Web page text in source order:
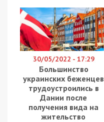
30/05/2022 - 17:29
Большинство
украинских беженцев
трудоустроились в
Дании после
получения вида на
жительство